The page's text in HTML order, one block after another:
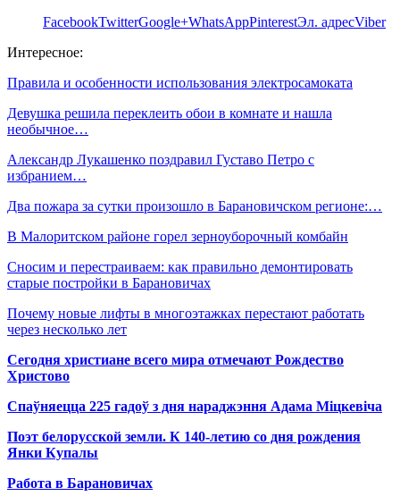
FacebookTwitterGoogle+WhatsAppPinterestЭл. адресViber
Интересное:
Правила и особенности использования электросамоката
Девушка решила переклеить обои в комнате и нашла
необычное…
Александр Лукашенко поздравил Густаво Петро с
избранием…
Два пожара за сутки произошло в Барановичском регионе:…
В Малоритском районе горел зерноуборочный комбайн
Сносим и перестраиваем: как правильно демонтировать
старые постройки в Барановичах
Почему новые лифты в многоэтажках перестают работать
через несколько лет
Сегодня христиане всего мира отмечают Рождество
Христово
Спаўняецца 225 гадоў з дня нараджэння Адама Міцкевіча
Поэт белорусской земли. К 140-летию со дня рождения
Янки Купалы
Работа в Барановичах